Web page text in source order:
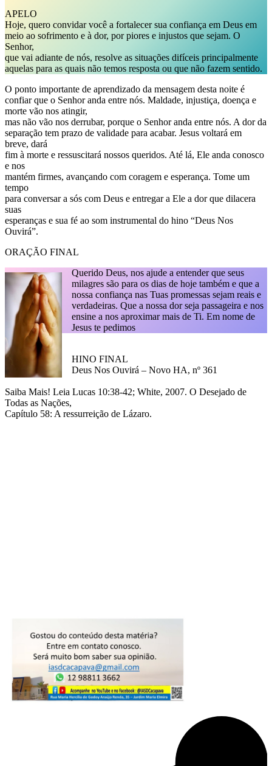
APELO
Hoje, quero convidar você a fortalecer sua confiança em Deus em
meio ao sofrimento e à dor, por piores e injustos que sejam. O
Senhor,
que vai adiante de nós, resolve as situações difíceis principalmente
aquelas para as quais não temos resposta ou que não fazem sentido.
O ponto importante de aprendizado da mensagem desta noite é
confiar que o Senhor anda entre nós. Maldade, injustiça, doença e
morte vão nos atingir,
mas não vão nos derrubar, porque o Senhor anda entre nós. A dor da
separação tem prazo de validade para acabar. Jesus voltará em
breve, dará
fim à morte e ressuscitará nossos queridos. Até lá, Ele anda conosco
e nos
mantém firmes, avançando com coragem e esperança. Tome um
tempo
para conversar a sós com Deus e entregar a Ele a dor que dilacera
suas
esperanças e sua fé ao som instrumental do hino “Deus Nos
Ouvirá”.
ORAÇÃO FINAL
Querido Deus, nos ajude a entender que seus
milagres são para os dias de hoje também e que a
nossa confiança nas Tuas promessas sejam reais e
verdadeiras. Que a nossa dor seja passageira e nos
ensine a nos aproximar mais de Ti. Em nome de
Jesus te pedimos
HINO FINAL
Deus Nos Ouvirá – Novo HA, nº 361
Saiba Mais! Leia Lucas 10:38-42; White, 2007. O Desejado de
Todas as Nações,
Capítulo 58: A ressurreição de Lázaro.